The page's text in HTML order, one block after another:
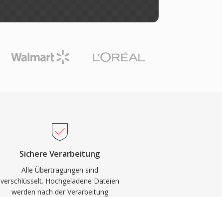
Sichere Verarbeitung
Alle Übertragungen sind
verschlüsselt. Hochgeladene Dateien
werden nach der Verarbeitung